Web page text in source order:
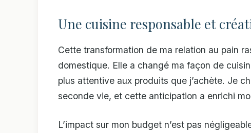
Une cuisine responsable et
Cette transformation de ma relation au pain
domestique. Elle a changé ma façon de
plus attentive aux produits que j’achète. Je
seconde vie, et cette anticipation a enrichi
L’impact sur mon budget n’est pas